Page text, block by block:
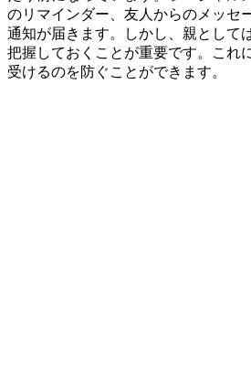
のリマインダー、友人からのメッセ
通知が届きます。しかし、親として
把握しておくことが重要です。これ
受けるのを防ぐことができます。